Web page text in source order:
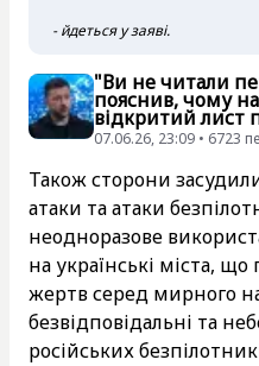
- йдеться у заяві.
"Ви не читали
пояснив, чому
відкритий лист
07.06.26, 23:09 • 6723
Також сторони
атаки та атаки
неодноразове
на українські міста,
жертв серед мирного
безвідповідальні та
російських